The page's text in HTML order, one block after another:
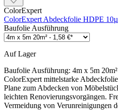
ColorExpert
ColorExpert Abdeckfolie HDPE
Baufolie Ausführung
Auf Lager
Baufolie Ausführung: 4m x 5m 20m²
ColorExpert mittelstarke
Plane zum Abdecken von
leichten Renovierungsvorgängen.
Vermeidung von Verunreinigungen